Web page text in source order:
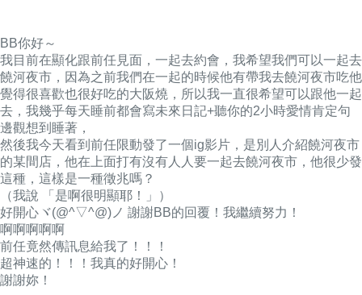
BB你好～
我目前在顯化跟前任見面，一起去約會，我希望我們可以一起去
饒河夜市，因為之前我們在一起的時候他有帶我去饒河夜市吃他
覺得很喜歡也很好吃的大阪燒，所以我一直很希望可以跟他一起
去，我幾乎每天睡前都會寫未來日記+聽你的2小時愛情肯定句
邊觀想到睡著，
然後我今天看到前任限動發了一個ig影片，是別人介紹饒河夜市
的某間店，他在上面打有沒有人人要一起去饒河夜市，他很少發
這種， 這樣是一種徵兆嗎？
（我說 「是啊很明顯耶！」）
好開心ヾ(@^▽^@)ノ 謝謝BB的回覆！我繼續努力！
啊啊啊啊啊
前任竟然傳訊息給我了！！！
超神速的！！！我真的好開心！
謝謝妳！